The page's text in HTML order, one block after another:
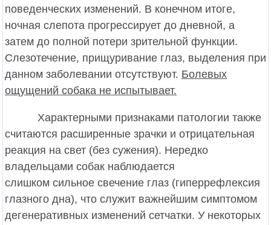
поведенческих изменений. В конечном итоге,
ночная слепота прогрессирует до дневной, а
затем до полной потери зрительной функции.
Слезотечение, прищуривание глаз, выделения при
данном заболевании отсутствуют. Болевых
ощущений собака не испытывает.
Характерными признаками патологии также
считаются расширенные зрачки и отрицательная
реакция на свет (без сужения). Нередко
владельцами собак наблюдается
слишком сильное свечение глаз (гиперрефлексия
глазного дна), что служит важнейшим симптомом
дегенеративных изменений сетчатки. У некоторых